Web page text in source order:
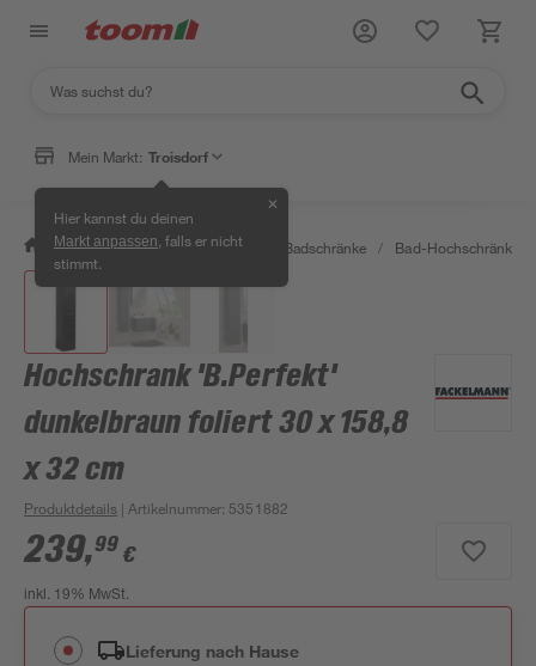
Mein Markt: Troisdorf
Hier kannst du deinen
Markt anpassen , falls er nicht
stimmt.
✕
/ Bad & Sanitär / Badmöbel Badschränke / Bad-Hochschränke
Hochschrank 'B.Perfekt'
dunkelbraun foliert 30 x 158,8
x 32 cm
Produktdetails | Artikelnummer: 5351882
239,99 €
inkl. 19% MwSt.
Lieferung nach Hause